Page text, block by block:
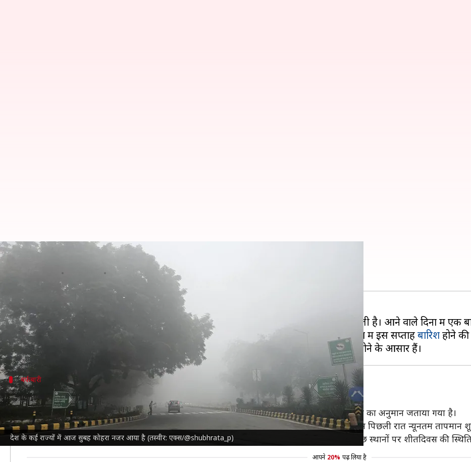
देश के कई राज्यों में आज सुबह कोहरा नजर आया है (तस्वीर: एक्स/@shubhrata_p)
बारिश इन राज्यों में फिर देगी दस्तक, बढ़ेगा सर्दी का कहर
09:48 am
क्या है खबर?
उत्तर भारत में पिछले 2 दिनों से निकल रही धूप के कारण लोगों को कड़ाके की ठंड से थोड़ी राहत मिली है। आने वाले दिनों में एक
पश्चिमी विक्षोभ के कारण पंजाब, हरियाणा, चंडीगढ़, दिल्ली, पूर्वी राजस्थान और पश्चिमी उत्तर प्रदेश में इस सप्ताहबारिशहोने
दूसरी तरफ दक्षिण
बर्फबारी
पहाड़ों पर जारी है बर्फबारी
जम्मू-कश्मीरमें अगले 24 घंटे में घने बादल छाए रहेंगे और आने वाले 3 दिनों तक बारिश और बर्फबारी होने का अनुमान जताया गया है।
जम्मू के मैदानी इलाकों में बारिश और कई क्षेत्रों में हिमपात होने के अनुमान है। श्रीनगर का न्यूनतम तापमान पिछली रात न्यूनतम तापमान
हिमाचल प्रदेशके कई भागों में 4 दिनों तक बारिश-बर्फबारी जारी रहने की संभावना है। 23 जनवरी को कुछ स्थानों पर शीतदिवस की स्थिति
आपने 20% पढ़ लिया है